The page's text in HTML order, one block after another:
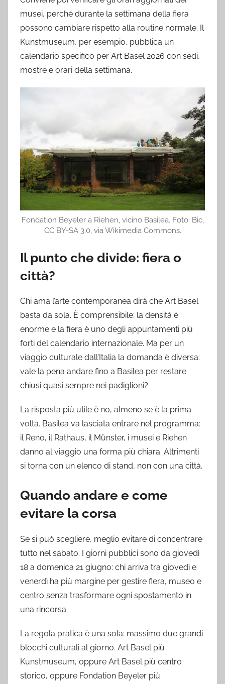
musei, perché durante la settimana della fiera
possono cambiare rispetto alla routine normale. Il
Kunstmuseum, per esempio, pubblica un
calendario specifico per Art Basel 2026 con sedi,
mostre e orari della settimana.
Fondation Beyeler a Riehen, vicino Basilea. Foto: Bic,
CC BY-SA 3.0, via Wikimedia Commons.
Il punto che divide: fiera o
città?
Chi ama l’arte contemporanea dirà che Art Basel
basta da sola. È comprensibile: la densità è
enorme e la fiera è uno degli appuntamenti più
forti del calendario internazionale. Ma per un
viaggio culturale dall’Italia la domanda è diversa:
vale la pena andare fino a Basilea per restare
chiusi quasi sempre nei padiglioni?
La risposta più utile è no, almeno se è la prima
volta. Basilea va lasciata entrare nel programma:
il Reno, il Rathaus, il Münster, i musei e Riehen
danno al viaggio una forma più chiara. Altrimenti
si torna con un elenco di stand, non con una città.
Quando andare e come
evitare la corsa
Se si può scegliere, meglio evitare di concentrare
tutto nel sabato. I giorni pubblici sono da giovedì
18 a domenica 21 giugno: chi arriva tra giovedì e
venerdì ha più margine per gestire fiera, museo e
centro senza trasformare ogni spostamento in
una rincorsa.
La regola pratica è una sola: massimo due grandi
blocchi culturali al giorno. Art Basel più
Kunstmuseum, oppure Art Basel più centro
storico, oppure Fondation Beyeler più